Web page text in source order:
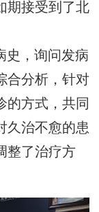
期接受到了北
史，询问发病
合分析，针对
的方式，共同
久治不愈的患
整了治疗方